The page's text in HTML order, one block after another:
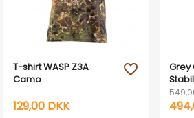
T-shirt WASP Z3A
Camo
129,00 DKK
favorite_outline